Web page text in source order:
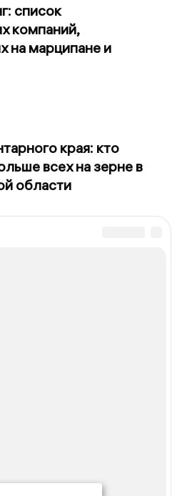
список
компаний,
на марципане и
края: кто
всех на зерне в
области